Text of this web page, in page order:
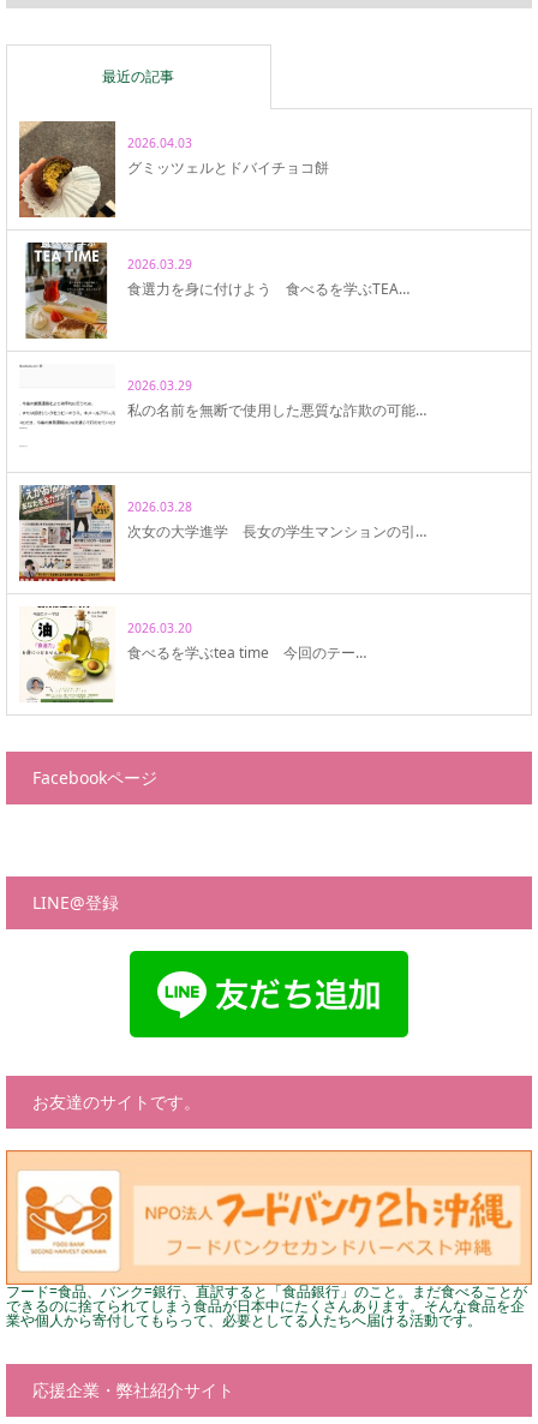
最近の記事
2026.04.03
グミッツェルとドバイチョコ餅
2026.03.29
食選力を身に付けよう 食べるを学ぶTEA…
2026.03.29
私の名前を無断で使用した悪質な詐欺の可能…
2026.03.28
次女の大学進学 長女の学生マンションの引…
2026.03.20
食べるを学ぶtea time 今回のテー…
Facebookページ
LINE@登録
お友達のサイトです。
フード=食品、バンク=銀行、直訳すると「食品銀行」のこと。まだ食べることが
できるのに捨てられてしまう食品が日本中にたくさんあります。そんな食品を企
業や個人から寄付してもらって、必要としてる人たちへ届ける活動です。
応援企業・弊社紹介サイト